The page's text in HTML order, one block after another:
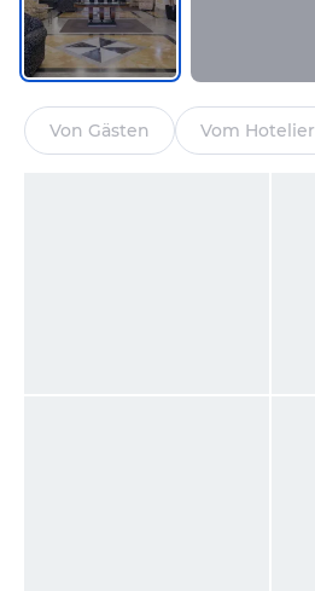
Von Gästen Vom Hotelier